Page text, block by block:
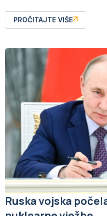
PROČITAJTE VIŠE
Ruska vojska